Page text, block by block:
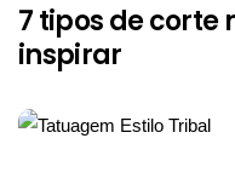
7 tipos de corte
inspirar